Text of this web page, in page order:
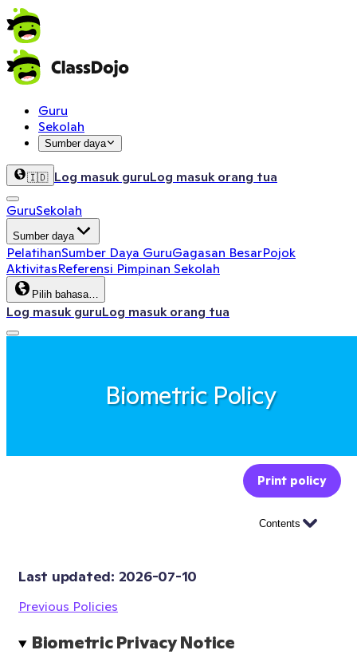
Guru
Sekolah
Sumber daya
🇮🇩 Log masuk guruLog masuk orang tua
GuruSekolah
Sumber daya
PelatihanSumber Daya GuruGagasan BesarPojok
AktivitasReferensi Pimpinan Sekolah
Pilih bahasa…
Log masuk guruLog masuk orang tua
Biometric Policy
Print policy
Contents
Last updated: 2026-07-10
Previous Policies
Biometric Privacy Notice